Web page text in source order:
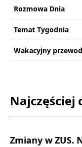
Rozmowa Dnia
Temat Tygodnia
Wakacyjny
Najczęściej
Zmiany w ZUS.